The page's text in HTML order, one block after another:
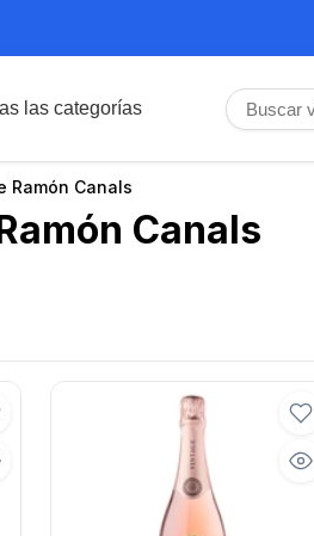
las categorías
Ramón Canals
Canals